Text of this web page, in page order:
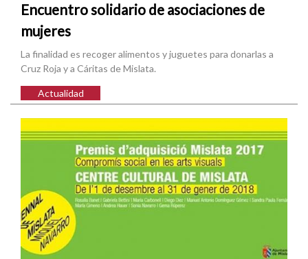
Encuentro solidario de asociaciones de
mujeres
La finalidad es recoger alimentos y juguetes para donarlas a
Cruz Roja y a Cáritas de Mislata.
Actualidad